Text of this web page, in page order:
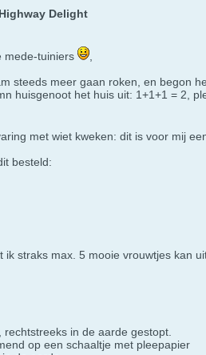
Delight
mede-tuiniers
steeds meer gaan roken, en begon
huisgenoot het huis uit: 1+1+1 = 2,
met wiet kweken: dit is voor mij
besteld:
ik straks max. 5 mooie vrouwtjes kan
in de aarde gestopt.
op een schaaltje met pleepapier